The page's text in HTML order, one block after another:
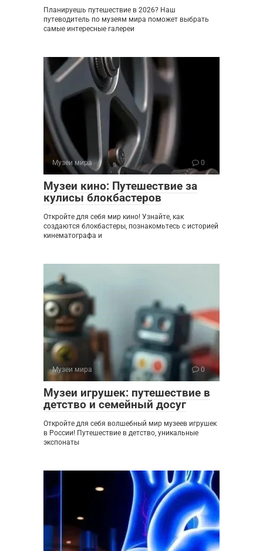
Планируешь путешествие в 2026? Наш
путеводитель по музеям мира поможет выбрать
самые интересные галереи
Музеи мира 0
Музеи кино: Путешествие за
кулисы блокбастеров
Откройте для себя мир кино! Узнайте, как
создаются блокбастеры, познакомьтесь с историей
кинематографа и
Музеи мира 0
Музеи игрушек: путешествие в
детство и семейный досуг
Откройте для себя волшебный мир музеев игрушек
в России! Путешествие в детство, уникальные
экспонаты